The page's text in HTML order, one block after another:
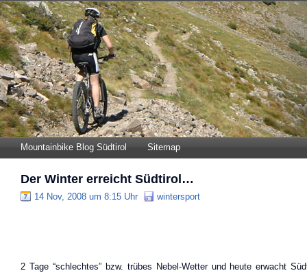
Mountainbike Blog Südtirol Sitemap
Der Winter erreicht Südtirol…
14 Nov, 2008 um 8:15 Uhr wintersport
2 Tage “schlechtes” bzw. trübes Nebel-Wetter und heute erwacht